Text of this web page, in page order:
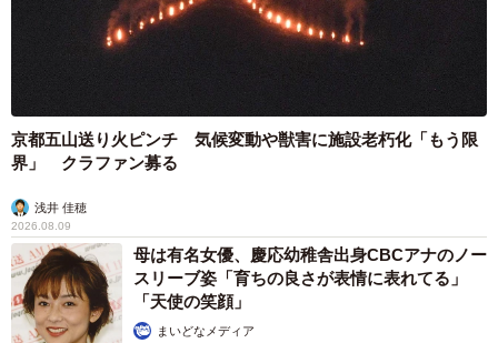
京都五山送り火ピンチ 気候変動や獣害に施設老朽化「もう限
界」 クラファン募る
浅井 佳穂
2026.08.09
母は有名女優、慶応幼稚舎出身CBCアナのノー
スリーブ姿「育ちの良さが表情に表れてる」
「天使の笑顔」
まいどなメディア